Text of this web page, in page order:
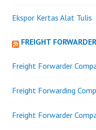
Ekspor Kertas Alat Tulis
FREIGHT
Freight Forwarder
Freight Forwarding
Freight Forwarder